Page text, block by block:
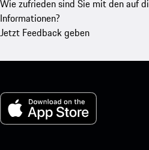
Wie zufrieden sind Sie mit den auf
Informationen?
Jetzt Feedback geben